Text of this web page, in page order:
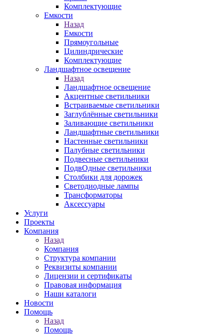
Комплектующие
Емкости
Назад
Емкости
Прямоугольные
Цилиндрические
Комплектующие
Ландшафтное освещение
Назад
Ландшафтное освещение
Акцентные светильники
Встраиваемые светильники
Заглублённые светильники
Заливающие светильники
Ландшафтные светильники
Настенные светильники
Палубные светильники
Подвесные светильники
ПодвОдные светильники
Столбики для дорожек
Светодиодные лампы
Трансформаторы
Аксессуары
Услуги
Проекты
Компания
Назад
Компания
Структура компании
Реквизиты компании
Лицензии и сертификаты
Правовая информация
Наши каталоги
Новости
Помощь
Назад
Помощь